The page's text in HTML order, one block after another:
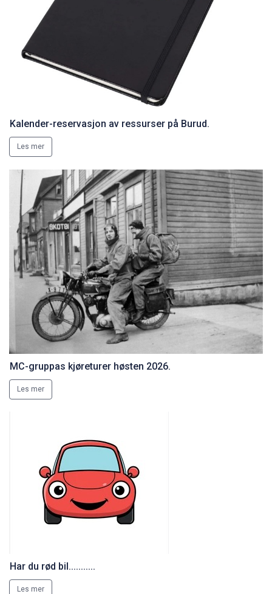
Kalender-reservasjon av ressurser på Burud.
Les mer
MC-gruppas kjøreturer høsten 2026.
Les mer
Har du rød bil...........
Les mer